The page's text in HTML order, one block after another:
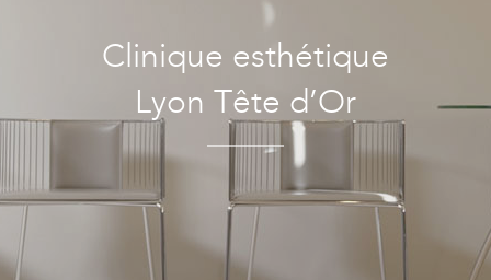
Clinique esthétique
Lyon Tête d’Or